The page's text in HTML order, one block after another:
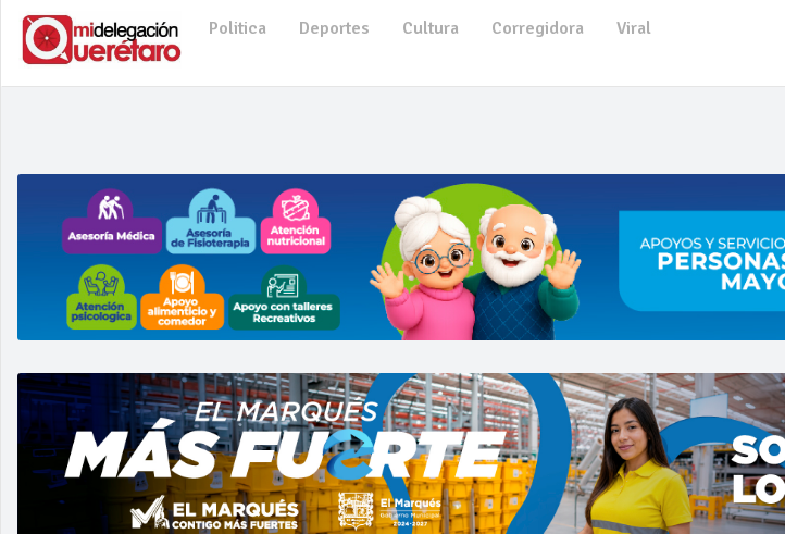
Politica Deportes Cultura Corregidora Viral